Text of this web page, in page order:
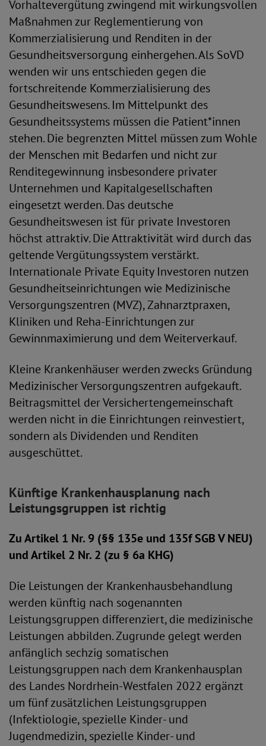
Vorhaltevergütung zwingend mit wirkungsvollen
Maßnahmen zur Reglementierung von
Kommerzialisierung und Renditen in der
Gesundheitsversorgung einhergehen. Als SoVD
wenden wir uns entschieden gegen die
fortschreitende Kommerzialisierung des
Gesundheitswesens. Im Mittelpunkt des
Gesundheitssystems müssen die Patient*innen
stehen. Die begrenzten Mittel müssen zum Wohle
der Menschen mit Bedarfen und nicht zur
Renditegewinnung insbesondere privater
Unternehmen und Kapitalgesellschaften
eingesetzt werden. Das deutsche
Gesundheitswesen ist für private Investoren
höchst attraktiv. Die Attraktivität wird durch das
geltende Vergütungssystem verstärkt.
Internationale Private Equity Investoren nutzen
Gesundheitseinrichtungen wie Medizinische
Versorgungszentren (MVZ), Zahnarztpraxen,
Kliniken und Reha-Einrichtungen zur
Gewinnmaximierung und dem Weiterverkauf.
Kleine Krankenhäuser werden zwecks Gründung
Medizinischer Versorgungszentren aufgekauft.
Beitragsmittel der Versichertengemeinschaft
werden nicht in die Einrichtungen reinvestiert,
sondern als Dividenden und Renditen
ausgeschüttet.
Künftige Krankenhausplanung nach
Leistungsgruppen ist richtig
Zu Artikel 1 Nr. 9 (§§ 135e und 135f SGB V NEU)
und Artikel 2 Nr. 2 (zu § 6a KHG)
Die Leistungen der Krankenhausbehandlung
werden künftig nach sogenannten
Leistungsgruppen differenziert, die medizinische
Leistungen abbilden. Zugrunde gelegt werden
anfänglich sechzig somatischen
Leistungsgruppen nach dem Krankenhausplan
des Landes Nordrhein-Westfalen 2022 ergänzt
um fünf zusätzlichen Leistungsgruppen
(Infektiologie, spezielle Kinder- und
Jugendmedizin, spezielle Kinder- und